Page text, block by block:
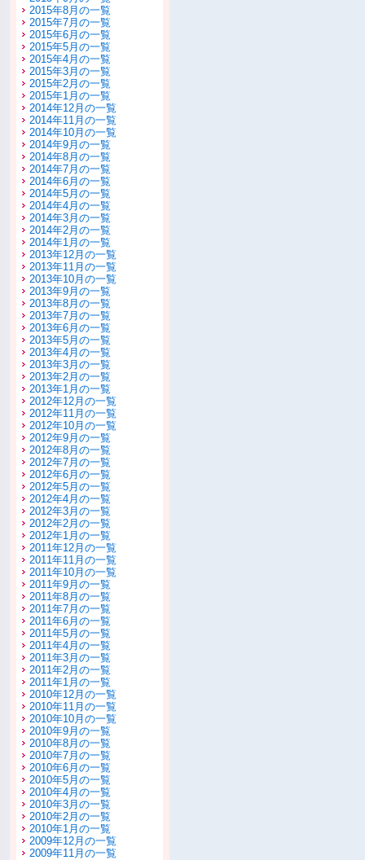
2015年8月の一覧
2015年7月の一覧
2015年6月の一覧
2015年5月の一覧
2015年4月の一覧
2015年3月の一覧
2015年2月の一覧
2015年1月の一覧
2014年12月の一覧
2014年11月の一覧
2014年10月の一覧
2014年9月の一覧
2014年8月の一覧
2014年7月の一覧
2014年6月の一覧
2014年5月の一覧
2014年4月の一覧
2014年3月の一覧
2014年2月の一覧
2014年1月の一覧
2013年12月の一覧
2013年11月の一覧
2013年10月の一覧
2013年9月の一覧
2013年8月の一覧
2013年7月の一覧
2013年6月の一覧
2013年5月の一覧
2013年4月の一覧
2013年3月の一覧
2013年2月の一覧
2013年1月の一覧
2012年12月の一覧
2012年11月の一覧
2012年10月の一覧
2012年9月の一覧
2012年8月の一覧
2012年7月の一覧
2012年6月の一覧
2012年5月の一覧
2012年4月の一覧
2012年3月の一覧
2012年2月の一覧
2012年1月の一覧
2011年12月の一覧
2011年11月の一覧
2011年10月の一覧
2011年9月の一覧
2011年8月の一覧
2011年7月の一覧
2011年6月の一覧
2011年5月の一覧
2011年4月の一覧
2011年3月の一覧
2011年2月の一覧
2011年1月の一覧
2010年12月の一覧
2010年11月の一覧
2010年10月の一覧
2010年9月の一覧
2010年8月の一覧
2010年7月の一覧
2010年6月の一覧
2010年5月の一覧
2010年4月の一覧
2010年3月の一覧
2010年2月の一覧
2010年1月の一覧
2009年12月の一覧
2009年11月の一覧